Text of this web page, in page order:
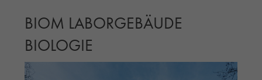
EINFAMILIENHÄUSER
ÖFFENTLICHE BAUTEN
BILDUNG & FORSCHUNG
BIOM LABORGEBÄUDE
BIOLOGIE